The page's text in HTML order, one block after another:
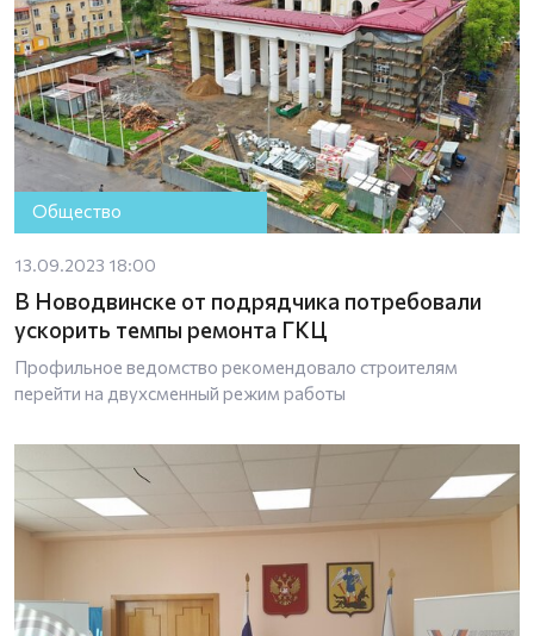
Общество
13.09.2023 18:00
В Новодвинске от подрядчика потребовали
ускорить темпы ремонта ГКЦ
Профильное ведомство рекомендовало строителям
перейти на двухсменный режим работы